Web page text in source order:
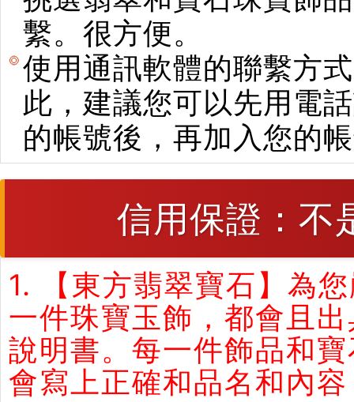
繫。很方便。
使用通訊軟體的聯繫方
此，建議您可以先用電
的帳號後，再加入您的
信用保證：不
1. 【東方翡翠寶石】為
一件珠寶玉飾，都會且
說明書。每一件飾品和
會寫上正確和品名和內